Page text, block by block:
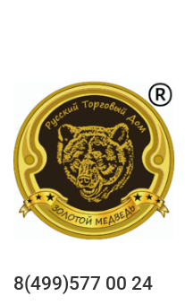
8(499)577 00 24